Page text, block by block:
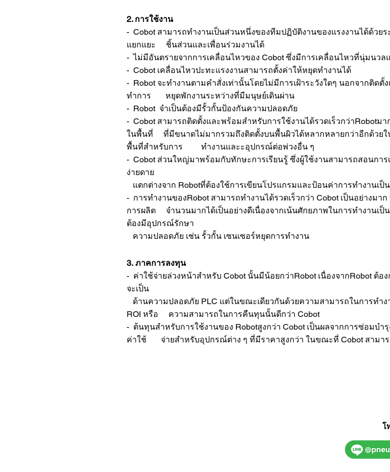
2. การใช้งาน
- Cobot สามารถทำงานเป็นส่วนหนึ่งของทีมปฏิบัติงานของแรงงานได้ด้วย
แยกแยะ ชิ้นส่วนและเพื่อนร่วมงานได้
- ไม่มีอันตรายจากการเคลื่อนไหวของ Cobot ซึ่งมีการเคลื่อนไหวที่นุ่มนวล
- Cobot เคลื่อนไหวปะทะแรงงานสามารถตั้งค่าให้หยุดทำงานได้
- Robot จะทำงานตามคำสั่งเท่านั้นโดยไม่มีการเฝ้าระวังใดๆ นอกจากติดตั้
ทำการ หยุดพักงานระหว่างที่มีมนุษย์เดินผ่าน
- Robot จำเป็นต้องมีรั้วกั้นป้องกันความปลอดภัย
- Cobot สามารถติดตั้งและพร้อมสำหรับการใช้งานได้รวดเร็วกว่าRobotม
ในพื้นที่ ที่มีขนาดไม่มากรวมถึงติดตั้งบนพื้นผิวได้หลากหลายกว่าอีกด้วยใ
พื้นที่สำหรับการ ทำงานและะอุปกรณ์ต่อพ่วงอื่น ๆ
- Cobot ส่วนใหญ่มาพร้อมกับทักษะการเรียนรู้ ซึ่งผู้ใช้งานสามารถสอนการ
ง่ายดาย
แตกต่างจาก Robotที่ต้องใช้การเขียนโปรแกรมและป้อนค่าการทำงานเป็
- การทำงานของRobot สามารถทำงานได้รวดเร็วกว่า Cobot เป็นอย่างมา
การผลิต จำนวนมากได้เป็นอย่างดีเนื่องจากเน้นศักยภาพในการทำงานเ
ต้องมีอุปกรณ์รักษา
ความปลอดภัย เช่น รั้วกั้น เซนเซอร์หยุดการทำงาน
3. ภาคการลงทุน
- ค่าใช้จ่ายล่วงหน้าสำหรับ Cobot นั้นมีน้อยกว่าRobot เนื่องจากRobot ต้อ
จะเป็น
ด้านความปลอดภัย PLC แต่ในขณะเดียวกันด้วยความสามารถในการทำง
ROI หรือ ความสามารถในการคืนทุนนั้นดีกว่า Cobot
- ต้นทุนสำหรับการใช้งานของ Robotสูงกว่า Cobot เป็นผลจากการซ่อมบำ
ค่าใช้ จ่ายสำหรับอุปกรณ์ต่าง ๆ ที่มีราคาสูงกว่า ในขณะที่ Cobot สามาร
โ